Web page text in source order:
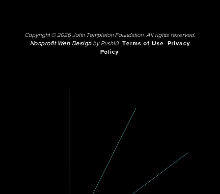
Copyright © 2026 John Templeton Foundation. All rights reserved.
Nonprofit Web Designby Push10. Terms of Use
Privacy
Policy